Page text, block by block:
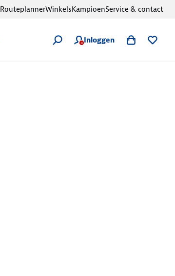
Inloggen
RouteplannerWinkelsKampioenService & contact